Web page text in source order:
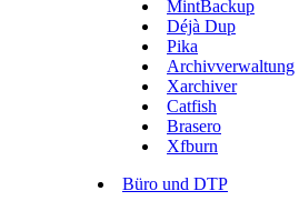
MintBackup
Déjà Dup
Pika
Archivverwaltung
Xarchiver
Catfish
Brasero
Xfburn
Büro und DTP